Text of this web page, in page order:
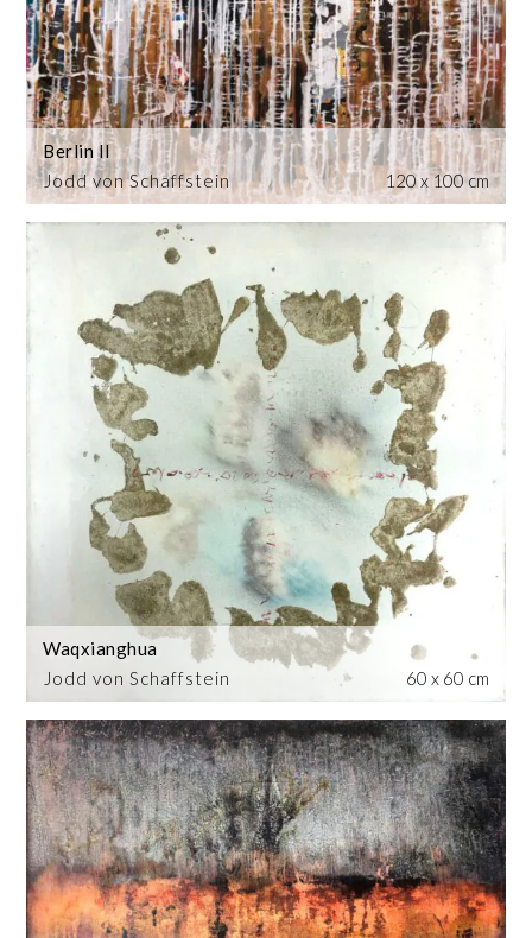
Jodd von Schaffstein
Berlin II
120 x 100 cm
Jodd von Schaffstein
Waqxianghua
60 x 60 cm